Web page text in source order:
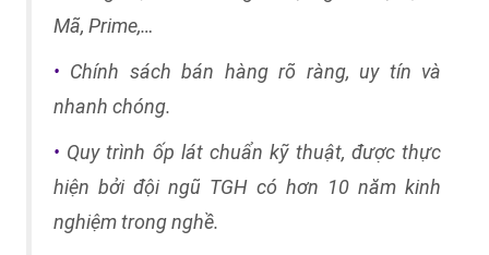
Mã, Prime,…
• Chính sách bán hàng rõ ràng, uy tín và
nhanh chóng.
• Quy trình ốp lát chuẩn kỹ thuật, được thực
hiện bởi đội ngũ TGH có hơn 10 năm kinh
nghiệm trong nghề.